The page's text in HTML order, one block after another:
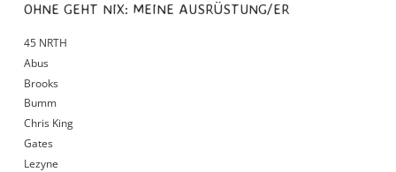
OHNE GEHT NIX: MEINE AUSRÜSTUNG/ER
45 NRTH
Abus
Brooks
Bumm
Chris King
Gates
Lezyne